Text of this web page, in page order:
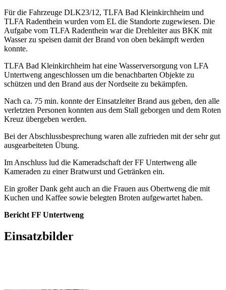
Für die Fahrzeuge DLK23/12, TLFA Bad Kleinkirchheim und
TLFA Radenthein wurden vom EL die Standorte zugewiesen. Die
Aufgabe vom TLFA Radenthein war die Drehleiter aus BKK mit
Wasser zu speisen damit der Brand von oben bekämpft werden
konnte.
TLFA Bad Kleinkirchheim hat eine Wasserversorgung von LFA
Untertweng angeschlossen um die benachbarten Objekte zu
schützen und den Brand aus der Nordseite zu bekämpfen.
Nach ca. 75 min. konnte der Einsatzleiter Brand aus geben, den alle
verletzten Personen konnten aus dem Stall geborgen und dem Roten
Kreuz übergeben werden.
Bei der Abschlussbesprechung waren alle zufrieden mit der sehr gut
ausgearbeiteten Übung.
Im Anschluss lud die Kameradschaft der FF Untertweng alle
Kameraden zu einer Bratwurst und Getränken ein.
Ein großer Dank geht auch an die Frauen aus Obertweng die mit
Kuchen und Kaffee sowie belegten Broten aufgewartet haben.
Bericht FF Untertweng
Einsatzbilder